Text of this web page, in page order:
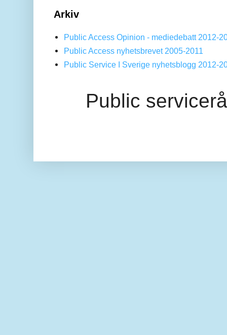
Arkiv
Public Access Opinion - mediedebatt 2012-
Public Access nyhetsbrevet 2005-2011
Public Service I Sverige nyhetsblogg 2012-
Public